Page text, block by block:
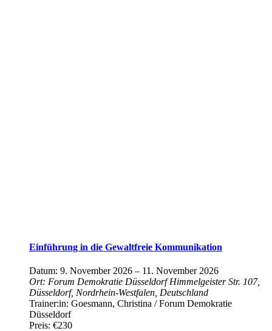
Einführung in die Gewaltfreie Kommunikation
Datum: 9. November 2026 – 11. November 2026
Ort: Forum Demokratie DüsseldorfHimmelgeister Str. 107,
Düsseldorf, Nordrhein-Westfalen, Deutschland
Trainer:in: Goesmann, Christina / Forum Demokratie
Düsseldorf
Preis: €230